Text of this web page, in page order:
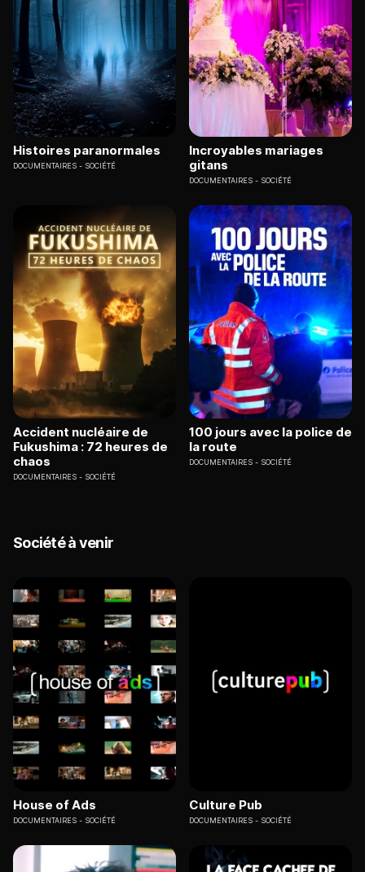
Histoires paranormales
DOCUMENTAIRES SOCIÉTÉ
Incroyables mariages
gitans
DOCUMENTAIRES SOCIÉTÉ
Accident nucléaire de
Fukushima : 72 heures de
chaos
DOCUMENTAIRES SOCIÉTÉ
100 jours avec la police de
la route
DOCUMENTAIRES SOCIÉTÉ
Société à venir
House of Ads
DOCUMENTAIRES SOCIÉTÉ
Culture Pub
DOCUMENTAIRES SOCIÉTÉ